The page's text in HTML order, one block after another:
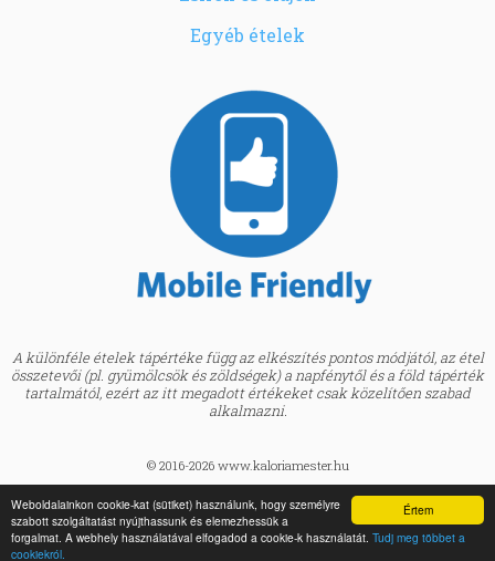
Értem
Weboldalainkon cookie-kat (sütiket) használunk, hogy személyre
szabott szolgáltatást nyújthassunk és elemezhessük a
forgalmat. A webhely használatával elfogadod a cookie-k használatát. Tudj meg többet a
cookiekról.
Egyéb ételek
A különféle ételek tápértéke függ az elkészítés pontos módjától, az étel
összetevői (pl. gyümölcsök és zöldségek) a napfénytől és a föld tápérték
tartalmától, ezért az itt megadott értékeket csak közelítően szabad
alkalmazni.
© 2016-2026 www.kaloriamester.hu
BMI kalkulátor »